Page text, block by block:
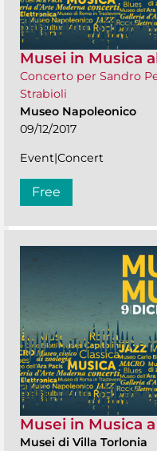
Musei in Musica
Concerto per Sandro
Strabioli
Museo Napoleonico
09/12/2017
Event|Concert
Free
Musei in Musica
Musei di Villa Torlonia